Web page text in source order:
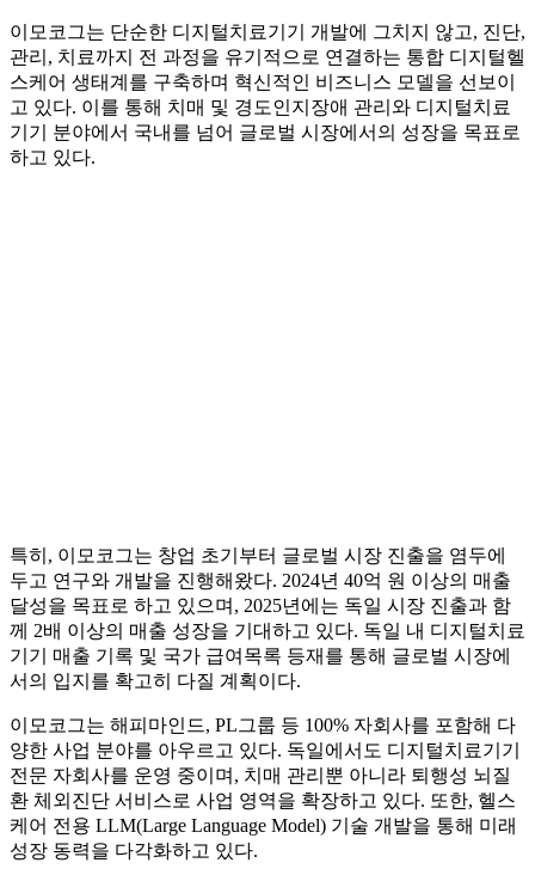
이모코그는 단순한 디지털치료기기 개발에 그치지 않고, 진단,
관리, 치료까지 전 과정을 유기적으로 연결하는 통합 디지털헬
스케어 생태계를 구축하며 혁신적인 비즈니스 모델을 선보이
고 있다. 이를 통해 치매 및 경도인지장애 관리와 디지털치료
기기 분야에서 국내를 넘어 글로벌 시장에서의 성장을 목표로
하고 있다.
특히, 이모코그는 창업 초기부터 글로벌 시장 진출을 염두에
두고 연구와 개발을 진행해왔다. 2024년 40억 원 이상의 매출
달성을 목표로 하고 있으며, 2025년에는 독일 시장 진출과 함
께 2배 이상의 매출 성장을 기대하고 있다. 독일 내 디지털치료
기기 매출 기록 및 국가 급여목록 등재를 통해 글로벌 시장에
서의 입지를 확고히 다질 계획이다.
이모코그는 해피마인드, PL그룹 등 100% 자회사를 포함해 다
양한 사업 분야를 아우르고 있다. 독일에서도 디지털치료기기
전문 자회사를 운영 중이며, 치매 관리뿐 아니라 퇴행성 뇌질
환 체외진단 서비스로 사업 영역을 확장하고 있다. 또한, 헬스
케어 전용 LLM(Large Language Model) 기술 개발을 통해 미래
성장 동력을 다각화하고 있다.